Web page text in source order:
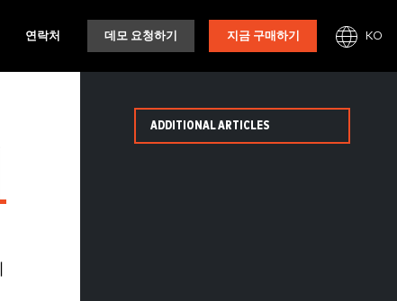
연락처 데모 요청하기 지금 구매하기 KO
ADDITIONAL ARTICLES